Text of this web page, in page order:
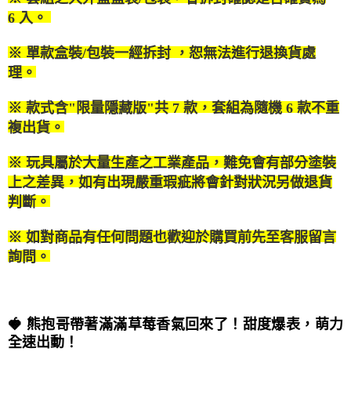
4.訂單成立30分鐘內，如未前往確認交易或遇審核未通過，訂單將自動取
法說明評估內容。
【繳款方式說明】
1.分期款項不併入電信帳單，「大哥付你分期」於每月結算日後寄送繳費提
2.透過簡訊連結打開帳單後，可選擇「超商條碼／台灣大直營門市／銀行轉
帳／街口支付／iPASS MONEY」等通路繳費。
1.本服務係由「台灣大哥大股份有限公司」（以下簡稱本公司）所提供，讓
用戶於交易時，得透過本服務購買商品或服務，並由商店將買賣／分期付款
買賣價金債權讓與本公司後，依約使用本公司帳單繳交帳款。
2.基於同意付款使用「大哥付你分期」之契約關係目的，商店將以您的個人
資料（包含姓名、電話或地址）提供予台灣大哥大進項蒐集、處理及利用，
3.完整用戶服務條款，請詳閱以下連結：https://oppay.tw/userRule
便利好安心！
１．簡單：不需註冊會員、不需綁卡、不需儲值。
３．安心：先確認商品／服務後，再付款。
【「AFTEE先享後付」結帳流程】
結帳頁面，進行簡訊認證並確認金額後，即可完成結帳。
２．訂單成立數日內，您將收到繳費通知簡訊。
３．收到繳費通知簡訊後14天內，點擊此簡訊中的連結，可透過四大超商／
※ 請注意：結帳手續完成當下不需立刻繳費，但若您需要取消訂單，請聯絡
購買商品的店家。未經商家同意取消之訂單仍視為有效，需透過AFTEE先享
後付繳納相關費用。
※ 交易是否成功請以「AFTEE先享後付 」之結帳頁面顯示為準，若有關於
客戶支援中心」https://netprotections.freshdesk.com/support/home
【注意事項】
２．關於個人資料處理事宜，請瀏覽以下網址：
https://aftee.tw/terms/#terms3
３．未成年的使用者請事先徵得法定代理人或監護人之同意方可使用
運送方式
付款後全家取貨
每筆NT$100，滿NT$1,200(含以上)免運費
付款後萊爾富取貨
每筆NT$100，滿NT$1,200(含以上)免運費
付款後7-11取貨
每筆NT$100，滿NT$1,200(含以上)免運費
宅配
宅配-離島
6 入。
※ 單款盒裝/包裝一經拆封 ，恕無法進行退換貨處
理。
※ 款式含" 限量隱藏版"共 7 款，套組為隨機 6 款不重
複出貨。
※ 玩具屬於大量生產之工業產品，難免會有部分塗裝
上之差異，如有出現嚴重瑕疵將會針對狀況另做退貨
判斷。
※ 如對商品有任何問題也歡迎於購買前先至客服留言
詢問。
🍓 熊抱哥帶著滿滿草莓香氣回來了！甜度爆表，萌力
全速出動！